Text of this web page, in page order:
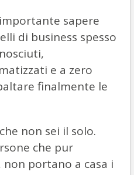
sapere
di business spesso
e a zero
finalmente le
non sei il solo.
che pur
portano a casa i